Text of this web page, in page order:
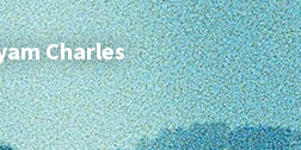
Charles